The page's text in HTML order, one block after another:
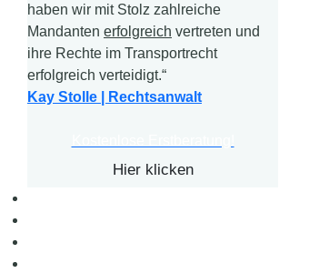
haben wir mit Stolz zahlreiche
Mandanten erfolgreich vertreten und
ihre Rechte im Transportrecht
erfolgreich verteidigt.“
Kay Stolle | Rechtsanwalt
Hier klicken